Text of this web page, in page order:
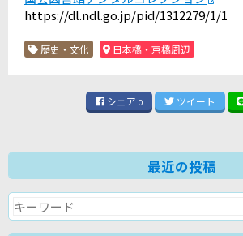
https://dl.ndl.go.jp/pid/1312279/1/1
歴史・文化 日本橋・京橋周辺
シェア 0 ツイート
最近の投稿